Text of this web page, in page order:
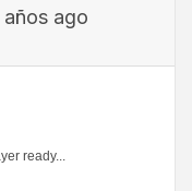
años ago
ready...